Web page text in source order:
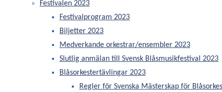
Festivalen 2023
Festivalprogram 2023
Biljetter 2023
Medverkande orkestrar/ensembler 2023
Slutlig anmälan till Svensk Blåsmusikfestival 2023
Blåsorkestertävlingar 2023
Regler för Svenska Mästerskap för
Blåsorkestrar 2024
Regler för Svenska Mästerskap för
Blåsorkestrar
Svenska Mästerskap för Blåsorkestrar (SM)
ägs och genomförs av Föreningen Svensk